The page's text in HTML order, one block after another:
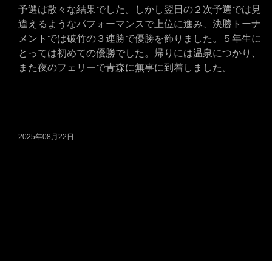
予選は散々な結果でした。しかし翌日の２次予選では見
違えるようなパフォーマンスで上位に進み、決勝トーナ
メントでは破竹の３連勝で優勝を飾りました。５年生に
とっては初めての優勝でした。帰りには温泉につかり、
また夜のフェリーで青森に無事に到着しました。
2025年08月22日